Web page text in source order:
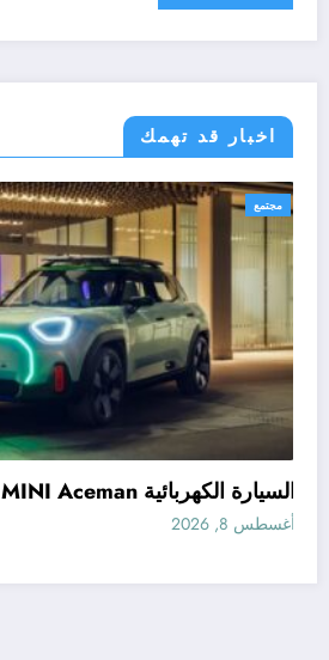
اخبار قد تهمك
مجتمع
السيارة الكهربائية MINI Aceman